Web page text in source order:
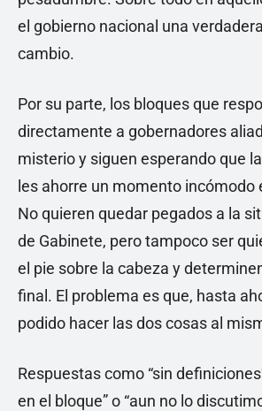
el gobierno nacional una
cambio.
Por su parte, los bloques que
directamente a gobernadores
misterio y siguen esperando que
les ahorre un momento incómodo
No quieren quedar pegados a la
de Gabinete, pero tampoco ser
el pie sobre la cabeza y
final. El problema es que, hasta
podido hacer las dos cosas al
Respuestas como “sin
en el bloque” o “aun no lo